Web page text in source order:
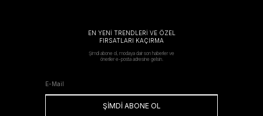
EN YENİ TRENDLERİ VE ÖZEL
FIRSATLARI KAÇIRMA
Şimdi abone ol, modaya dair son haberler ve
öneriler e-posta adresine gelsin.
ŞİMDİ ABONE OL